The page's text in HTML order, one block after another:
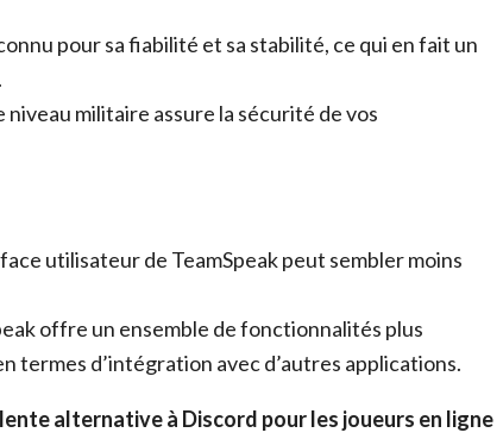
pour sa fiabilité et sa stabilité, ce qui en fait un
niveau militaire assure la sécurité de vos
utilisateur de TeamSpeak peut sembler moins
offre un ensemble de fonctionnalités plus
termes d’intégration avec d’autres applications.
alternative à Discord pour les joueurs en ligne